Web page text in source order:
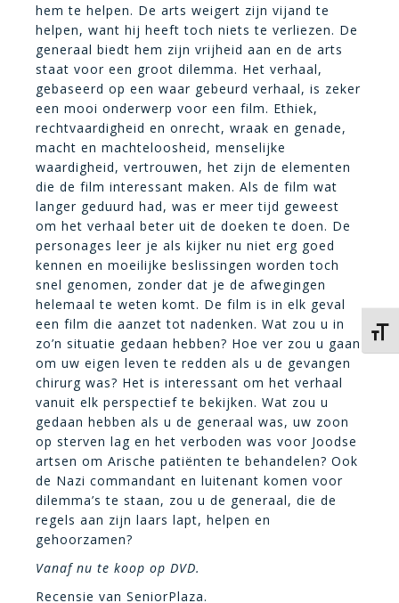
hem te helpen. De arts weigert zijn vijand te
helpen, want hij heeft toch niets te verliezen. De
generaal biedt hem zijn vrijheid aan en de arts
staat voor een groot dilemma. Het verhaal,
gebaseerd op een waar gebeurd verhaal, is zeker
een mooi onderwerp voor een film. Ethiek,
rechtvaardigheid en onrecht, wraak en genade,
macht en machteloosheid, menselijke
waardigheid, vertrouwen, het zijn de elementen
die de film interessant maken. Als de film wat
langer geduurd had, was er meer tijd geweest
om het verhaal beter uit de doeken te doen. De
personages leer je als kijker nu niet erg goed
kennen en moeilijke beslissingen worden toch
snel genomen, zonder dat je de afwegingen
helemaal te weten komt. De film is in elk geval
een film die aanzet tot nadenken. Wat zou u in
zo’n situatie gedaan hebben? Hoe ver zou u gaan
om uw eigen leven te redden als u de gevangen
chirurg was? Het is interessant om het verhaal
vanuit elk perspectief te bekijken. Wat zou u
gedaan hebben als u de generaal was, uw zoon
op sterven lag en het verboden was voor Joodse
artsen om Arische patiënten te behandelen? Ook
de Nazi commandant en luitenant komen voor
dilemma’s te staan, zou u de generaal, die de
regels aan zijn laars lapt, helpen en
gehoorzamen?
Vanaf nu te koop op DVD.
Recensie van SeniorPlaza.